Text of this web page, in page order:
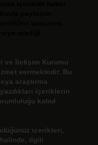
ve İletişim Kurumu
vermektedir. Bu
araştırma
içeriklerin
kabul
içerikleri,
ilgili